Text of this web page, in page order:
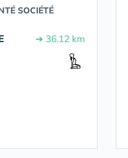
SOCIÉTÉ
➔ 36.12 km